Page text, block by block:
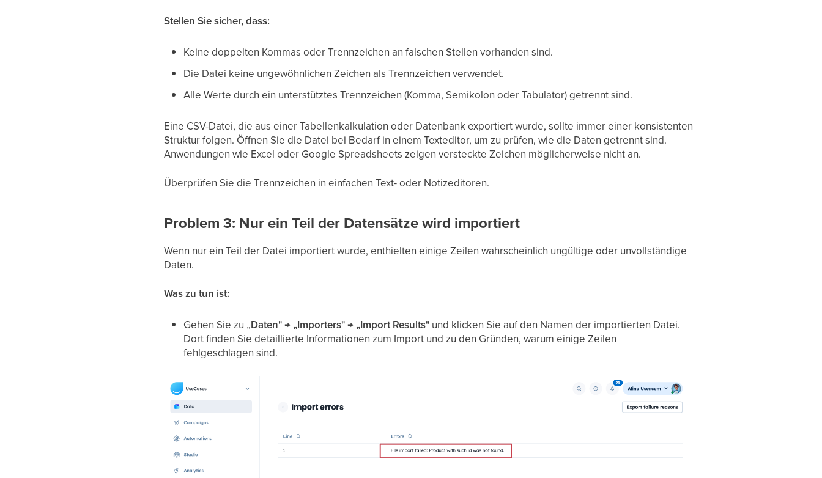
Stellen Sie sicher, dass:
Keine doppelten Kommas oder Trennzeichen an falschen Stellen vorhanden sind.
Die Datei keine ungewöhnlichen Zeichen als Trennzeichen verwendet.
Alle Werte durch ein unterstütztes Trennzeichen (Komma, Semikolon oder Tabulator) getrennt sind.
Eine CSV-Datei, die aus einer Tabellenkalkulation oder Datenbank exportiert wurde, sollte immer einer konsistenten
Struktur folgen. Öffnen Sie die Datei bei Bedarf in einem Texteditor, um zu prüfen, wie die Daten getrennt sind.
Anwendungen wie Excel oder Google Spreadsheets zeigen versteckte Zeichen möglicherweise nicht an.
Überprüfen Sie die Trennzeichen in einfachen Text- oder Notizeditoren.
Problem 3: Nur ein Teil der Datensätze wird importiert
Wenn nur ein Teil der Datei importiert wurde, enthielten einige Zeilen wahrscheinlich ungültige oder unvollständige
Daten.
Was zu tun ist:
Gehen Sie zu „Daten" → „Importers" → „Import Results" und klicken Sie auf den Namen der importierten Datei.
Dort finden Sie detaillierte Informationen zum Import und zu den Gründen, warum einige Zeilen
fehlgeschlagen sind.